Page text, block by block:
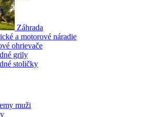
Záhrada
a motorové náradie
ohrievače
grily
stoličky
muži